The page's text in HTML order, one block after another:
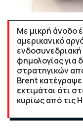
Με μικρή άνοδο
αμερικανικό
φημολογίας για
στρατηγικών
Brent
εκτιμάται ότι
κυρίως από τις